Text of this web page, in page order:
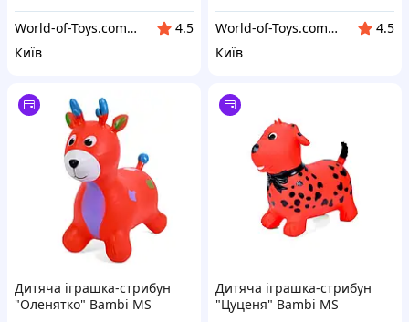
World-of-Toys.com.ua
4.5
Київ
World-of-Toys.com.ua
4.5
Київ
Дитяча іграшка-стрибун
"Оленятко" Bambi MS
Дитяча іграшка-стрибун
"Цуценя" Bambi MS